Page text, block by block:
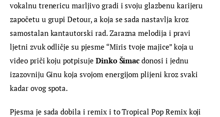
vokalnu trenericu marljivo gradi i svoju glazbenu karijeru
započetu u grupi Detour, a koja se sada nastavlja kroz
samostalan kantautorski rad. Zarazna melodija i pravi
ljetni zvuk odličje su pjesme “Miris tvoje majice” koja u
video priči koju potpisuje Dinko Šimac donosi i jednu
izazovniju Ginu koja svojom energijom plijeni kroz svaki
kadar ovog spota.
Pjesma je sada dobila i remix i to Tropical Pop Remix koji